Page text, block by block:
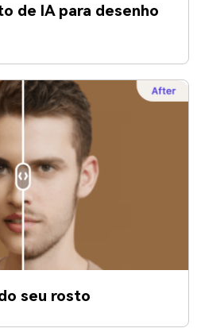
de IA para desenho
seu rosto